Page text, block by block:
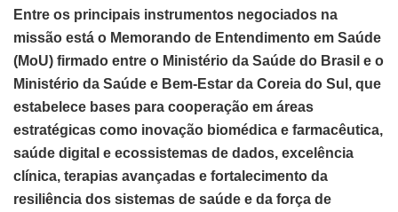
Entre os principais instrumentos negociados na
missão está o Memorando de Entendimento em Saúde
(MoU) firmado entre o Ministério da Saúde do Brasil e o
Ministério da Saúde e Bem-Estar da Coreia do Sul, que
estabelece bases para cooperação em áreas
estratégicas como inovação biomédica e farmacêutica,
saúde digital e ecossistemas de dados, excelência
clínica, terapias avançadas e fortalecimento da
resiliência dos sistemas de saúde e da força de